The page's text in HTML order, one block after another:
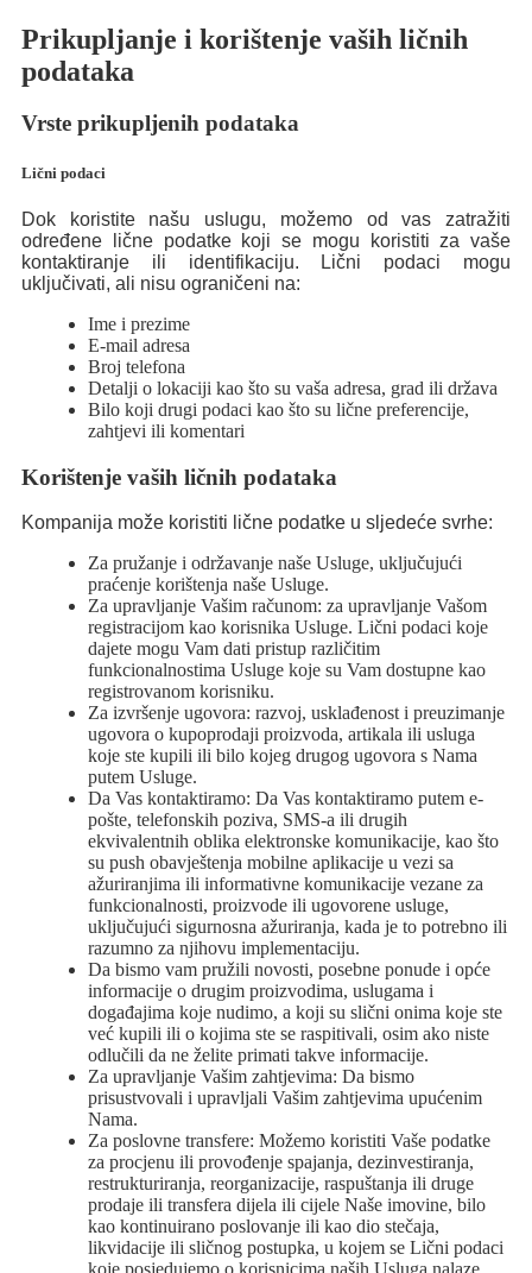
Prikupljanje i korištenje vaših ličnih
podataka
Vrste prikupljenih podataka
Lični podaci
Dok koristite našu uslugu, možemo od vas zatražiti
određene lične podatke koji se mogu koristiti za vaše
kontaktiranje ili identifikaciju. Lični podaci mogu
uključivati, ali nisu ograničeni na:
Ime i prezime
E-mail adresa
Broj telefona
Detalji o lokaciji kao što su vaša adresa, grad ili država
Bilo koji drugi podaci kao što su lične preferencije,
zahtjevi ili komentari
Korištenje vaših ličnih podataka
Kompanija može koristiti lične podatke u sljedeće svrhe:
Za pružanje i održavanje naše Usluge, uključujući
praćenje korištenja naše Usluge.
Za upravljanje Vašim računom: za upravljanje Vašom
registracijom kao korisnika Usluge. Lični podaci koje
dajete mogu Vam dati pristup različitim
funkcionalnostima Usluge koje su Vam dostupne kao
registrovanom korisniku.
Za izvršenje ugovora: razvoj, usklađenost i preuzimanje
ugovora o kupoprodaji proizvoda, artikala ili usluga
koje ste kupili ili bilo kojeg drugog ugovora s Nama
putem Usluge.
Da Vas kontaktiramo: Da Vas kontaktiramo putem e-
pošte, telefonskih poziva, SMS-a ili drugih
ekvivalentnih oblika elektronske komunikacije, kao što
su push obavještenja mobilne aplikacije u vezi sa
ažuriranjima ili informativne komunikacije vezane za
funkcionalnosti, proizvode ili ugovorene usluge,
uključujući sigurnosna ažuriranja, kada je to potrebno ili
razumno za njihovu implementaciju.
Da bismo vam pružili novosti, posebne ponude i opće
informacije o drugim proizvodima, uslugama i
događajima koje nudimo, a koji su slični onima koje ste
već kupili ili o kojima ste se raspitivali, osim ako niste
odlučili da ne želite primati takve informacije.
Za upravljanje Vašim zahtjevima: Da bismo
prisustvovali i upravljali Vašim zahtjevima upućenim
Nama.
Za poslovne transfere: Možemo koristiti Vaše podatke
za procjenu ili provođenje spajanja, dezinvestiranja,
restrukturiranja, reorganizacije, raspuštanja ili druge
prodaje ili transfera dijela ili cijele Naše imovine, bilo
kao kontinuirano poslovanje ili kao dio stečaja,
likvidacije ili sličnog postupka, u kojem se Lični podaci